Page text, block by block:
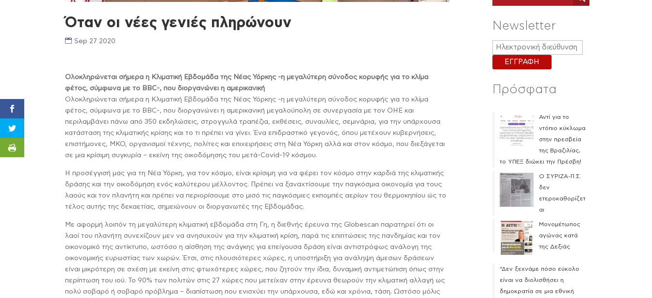
Όταν οι νέες γενιές πληρώνουν
Sep 27 2020
Ολοκληρώνεται σήμερα η Κλιματική Εβδομάδα της Νέας Υόρκης -η μεγαλύτερη σύνοδος κορυφής για το κλίμα
φέτος, σύμφωνα με το BBC-, που διοργανώνει η αμερικανική
Ολοκληρώνεται σήμερα η Κλιματική Εβδομάδα της Νέας Υόρκης -η μεγαλύτερη σύνοδος κορυφής για το κλίμα
φέτος, σύμφωνα με το BBC-, που διοργανώνει η αμερικανική μεγαλούπολη σε συνεργασία με τον ΟΗΕ και
περιλαμβάνει πάνω από 350 εκδηλώσεις, στρογγυλά τραπέζια, εκθέσεις, συναυλίες, σεμινάρια, για την υπάρχουσα
κατάσταση της κλιματικής κρίσης και το τι πρέπει να γίνει. Ένα επιδραστικό γεγονός, όπου μετέχουν κυβερνήσεις,
επιστήμονες, ΜΚΟ, οργανισμοί τέχνης, πολίτες και επιχειρήσεις στη Νέα Υόρκη αλλά και στον κόσμο, που διεξάγεται
σε μια κρίσιμη συγκυρία – εκείνη της οικοδόμησης του μετά-Covid-19 κόσμου.
Η προσέγγισή μας για τη Νέα Υόρκη, για τον κόσμο, είναι κρίσιμη για να φέρει τον κόσμο στην καρδιά της κλιματικής
δράσης και την οικοδόμηση ενός καλύτερου μέλλοντος. Πρέπει να ξαναχτίσουμε την παγκόσμια οικονομία για τους
λαούς και τον πλανήτη και πρέπει να περιορίσουμε στο μισό τις παγκόσμιες εκπομπές αερίων του θερμοκηπίου ώς το
τέλος αυτής της δεκαετίας, σημειώνουν οι διοργανωτές της Εβδομάδας.
Με αφορμή λοιπόν τη μεγαλύτερη κλιματική εβδομάδα στη Γη, η διεθνής έρευνα της Globescan παρατηρεί ότι οι
λαοί του πλανήτη συνεχίζουν μεν να ανησυχούν για την κλιματική κρίση, παρά τις επιπτώσεις της πανδημίας και τον
οικονομικό της αντίκτυπο, ωστόσο η αίσθηση της ανάγκης για επείγουσα δράση είναι αντιστρόφως ανάλογη της
οικονομικής ευρωστίας των χωρών. Έτσι, στις πλουσιότερες χώρες, η υποστήριξη για ανάληψη άμεσων δράσεων
είναι μικρότερη σε σχέση με εκείνη στις φτωχότερες χώρες, που ζητούν την ίδια, δυναμική αντιμετώπιση όπως στην
περίπτωση του ιού. Το 90% των πολιτών στις 27 χώρες που μετείχαν στην έρευνα θεωρούν την κλιματική αλλαγή ως
πολύ σοβαρό ή σοβαρό πρόβλημα – διαπίστωση που ενισχύει την υπάρχουσα, εδώ και χρόνια, τάση. Ωστόσο μόλις
Newsletter
Πρόσφατα
Αντί για το
ντόπιο κύκλωμα
στην πρεσβεία
της Βραζιλίας,
το ΥΠΕΞ διώκει την Πρέσβη!
Ο ΣΥΡΙΖΑ-Π.Σ.
δεν
ετεροκαθορίζετ
αι
Μονομέτωπος
αγώνας κατά
της Δεξιάς
“Δεν ξεχνάμε πόσο εύκολο
είναι να διολισθήσει η
δημοκρατία σε μια εθνική